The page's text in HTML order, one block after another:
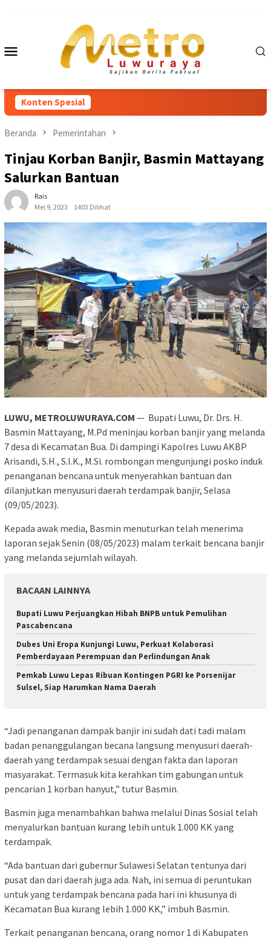
Mobile
Konten Spesial
Beranda Pemerintahan
Tinjau Korban Banjir, Basmin Mattayang
Salurkan Bantuan
Rais
Mei 9, 2023
1403 Dilihat
LUWU, METROLUWURAYA.COM — Bupati Luwu, Dr. Drs. H.
Basmin Mattayang, M.Pd meninjau korban banjir yang melanda
7 desa di Kecamatan Bua. Di dampingi Kapolres Luwu AKBP
Arisandi, S.H., S.I.K., M.Si. rombongan mengunjungi posko induk
penanganan bencana untuk menyerahkan bantuan dan
dilanjutkan menyusuri daerah terdampak banjir, Selasa
(09/05/2023).
Kepada awak media, Basmin menuturkan telah menerima
laporan sejak Senin (08/05/2023) malam terkait bencana banjir
yang melanda sejumlah wilayah.
BACAAN LAINNYA
Bupati Luwu Perjuangkan Hibah BNPB untuk Pemulihan
Pascabencana
Dubes Uni Eropa Kunjungi Luwu, Perkuat Kolaborasi
Pemberdayaan Perempuan dan Perlindungan Anak
Pemkab Luwu Lepas Ribuan Kontingen PGRI ke Porsenijar
Sulsel, Siap Harumkan Nama Daerah
“Jadi penanganan dampak banjir ini sudah dati tadi malam
badan penanggulangan becana langsung menyusuri daerah-
daerah yang terdampak sesuai dengan fakta dan laporan
masyarakat. Termasuk kita kerahkan tim gabungan untuk
pencarian 1 korban hanyut,” tutur Basmin.
Basmin juga menambahkan bahwa melalui Dinas Sosial telah
menyalurkan bantuan kurang lebih untuk 1.000 KK yang
terdampak.
“Ada bantuan dari gubernur Sulawesi Selatan tentunya dari
pusat dan dari daerah juga ada. Nah, ini semua di peruntukan
untuk yang terdampak bencana pada hari ini khusunya di
Kecamatan Bua kurang lebih 1.000 KK,” imbuh Basmin.
Terkait penanganan bencana, orang nomor 1 di Kabupaten